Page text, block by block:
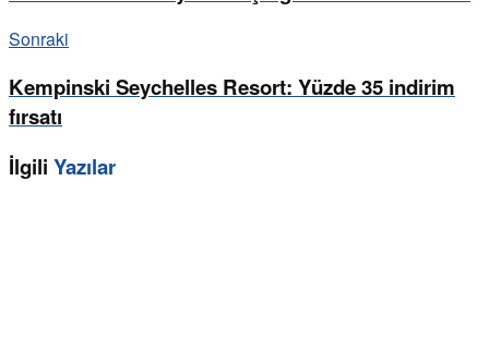
Sonraki
Kempinski Seychelles Resort: Yüzde 35 indirim
fırsatı
İlgili Yazılar